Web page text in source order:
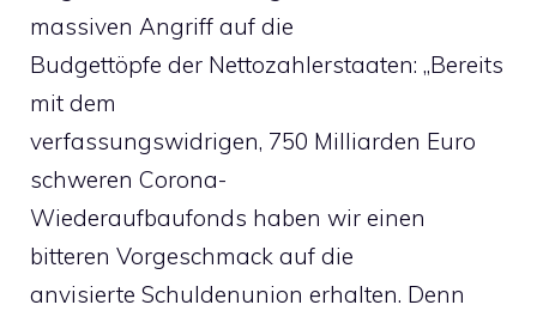
massiven Angriff auf die
Budgettöpfe der Nettozahlerstaaten: „Bereits
mit dem
verfassungswidrigen, 750 Milliarden Euro
schweren Corona-
Wiederaufbaufonds haben wir einen
bitteren Vorgeschmack auf die
anvisierte Schuldenunion erhalten. Denn